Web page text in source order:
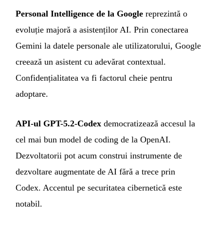
Personal Intelligence de la Google reprezintă o
evoluție majoră a asistenților AI. Prin conectarea
Gemini la datele personale ale utilizatorului, Google
creează un asistent cu adevărat contextual.
Confidențialitatea va fi factorul cheie pentru
adoptare.
API-ul GPT-5.2-Codex democratizează accesul la
cel mai bun model de coding de la OpenAI.
Dezvoltatorii pot acum construi instrumente de
dezvoltare augmentate de AI fără a trece prin
Codex. Accentul pe securitatea cibernetică este
notabil.